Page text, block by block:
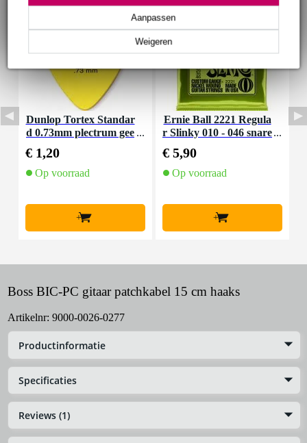
Weigeren
Aanpassen
Dunlop Tortex Standar
d 0.73mm plectrum gee
€ 1,20
Op voorraad
+
Ernie Ball 2221 Regula
r Slinky 010 - 046 snare
€ 5,90
Op voorraad
+
Boss BIC-PC gitaar patchkabel 15 cm haaks
Artikelnr: 9000-0026-0277
Productinformatie
Specificaties
Reviews (1)